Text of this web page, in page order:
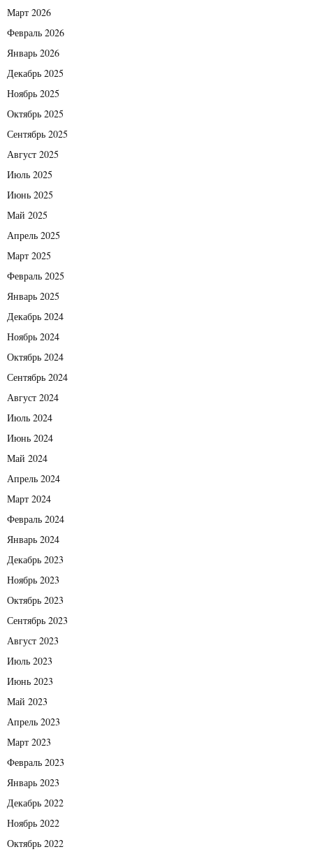
Март 2026
Февраль 2026
Январь 2026
Декабрь 2025
Ноябрь 2025
Октябрь 2025
Сентябрь 2025
Август 2025
Июль 2025
Июнь 2025
Май 2025
Апрель 2025
Март 2025
Февраль 2025
Январь 2025
Декабрь 2024
Ноябрь 2024
Октябрь 2024
Сентябрь 2024
Август 2024
Июль 2024
Июнь 2024
Май 2024
Апрель 2024
Март 2024
Февраль 2024
Январь 2024
Декабрь 2023
Ноябрь 2023
Октябрь 2023
Сентябрь 2023
Август 2023
Июль 2023
Июнь 2023
Май 2023
Апрель 2023
Март 2023
Февраль 2023
Январь 2023
Декабрь 2022
Ноябрь 2022
Октябрь 2022